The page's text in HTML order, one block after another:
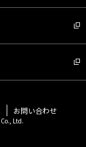
お問い合わせ
Ltd.